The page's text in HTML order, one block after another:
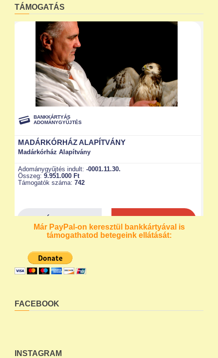
TÁMOGATÁS
Már PayPal-on keresztül bankkártyával is
támogathatod betegeink ellátását:
FACEBOOK
INSTAGRAM